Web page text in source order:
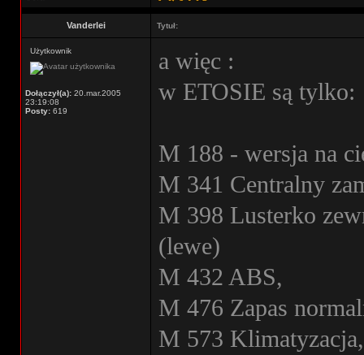
Vanderlei Tytuł:
Użytkownik
Dołączył(a): 20.mar.2005
23:19:08
Posty: 619
a więc :
w ETOSIE są tylko:
M 188 - wersja na
M 341 Centralny
M 398 Lusterko
(lewe)
M 432 ABS,
M 476 Zapas
M 573 Klimatyzacja,